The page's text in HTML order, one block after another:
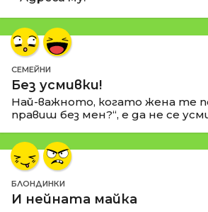
СЕМЕЙНИ
Без усмивки!
Най-важното, когато жена те
правиш без мен?“, е да не се
БЛОНДИНКИ
И нейната майка